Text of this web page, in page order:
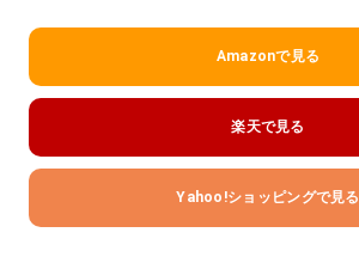
Amazonで見る
楽天で見る
Yahoo!ショッピングで見る